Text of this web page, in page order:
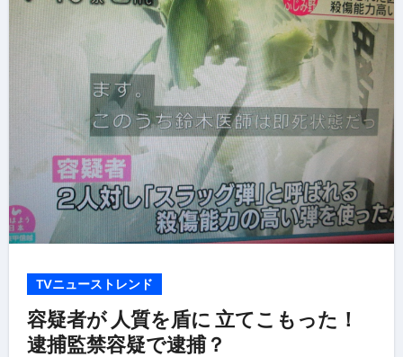
TVニューストレンド
容疑者が 人質を盾に 立てこもった！
逮捕監禁容疑で逮捕？